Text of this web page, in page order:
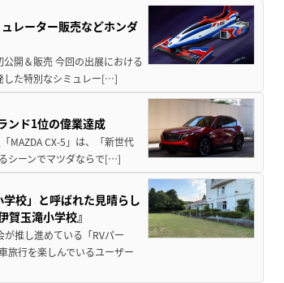
レーター販売などホンダ
開＆販売 今回の出展における
した特別なシミュレー[…]
ンド1位の偉業達成
MAZDA CX-5」は、「新世代
シーンでマツダならで[…]
学校」と呼ばれた見晴らし
玉滝小学校』
推し進めている「RVパー
旅行を楽しんでいるユーザー